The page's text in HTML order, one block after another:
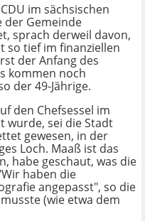
im sächsischen
der Gemeinde
sprach derweil davon,
so tief im finanziellen
der Anfang des
kommen noch
der 49-Jährige.
den Chefsessel im
wurde, sei die Stadt
gewesen, in der
Loch. Maaß ist das
habe geschaut, was die
haben die
angepasst", so die
(wie etwa dem